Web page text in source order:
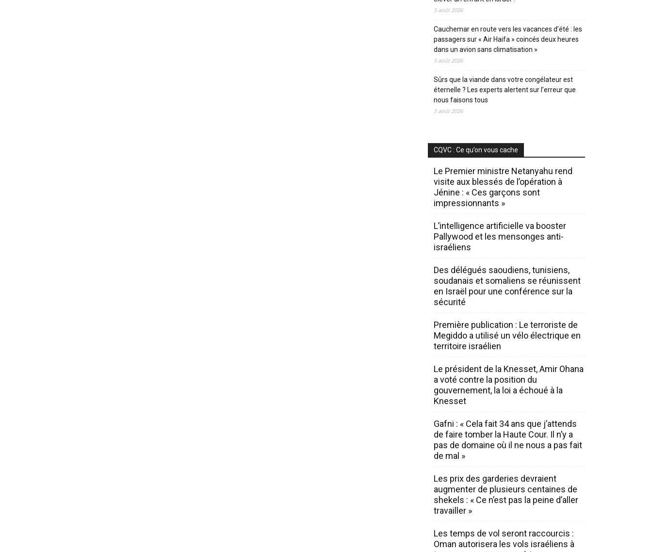
5 août 2026
Cauchemar en route vers les vacances d’été : les
passagers sur « Air Haifa » coincés deux heures
dans un avion sans climatisation »
5 août 2026
Sûrs que la viande dans votre congélateur est
éternelle ? Les experts alertent sur l’erreur que
nous faisons tous
5 août 2026
CQVC : Ce qu’on vous cache
Le Premier ministre Netanyahu rend
visite aux blessés de l’opération à
Jénine : « Ces garçons sont
impressionnants »
L’intelligence artificielle va booster
Pallywood et les mensonges anti-
israéliens
Des délégués saoudiens, tunisiens,
soudanais et somaliens se réunissent
en Israël pour une conférence sur la
sécurité
Première publication : Le terroriste de
Megiddo a utilisé un vélo électrique en
territoire israélien
Le président de la Knesset, Amir Ohana
a voté contre la position du
gouvernement, la loi a échoué à la
Knesset
Gafni : « Cela fait 34 ans que j’attends
de faire tomber la Haute Cour. Il n’y a
pas de domaine où il ne nous a pas fait
de mal »
Les prix des garderies devraient
augmenter de plusieurs centaines de
shekels : « Ce n’est pas la peine d’aller
travailler »
Les temps de vol seront raccourcis :
Oman autorisera les vols israéliens à